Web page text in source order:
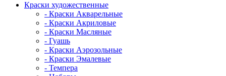
Краски художественные
- Краски Акварельные
- Краски Акриловые
- Краски Масляные
- Гуашь
- Краски Аэрозольные
- Краски Эмалевые
- Темпера